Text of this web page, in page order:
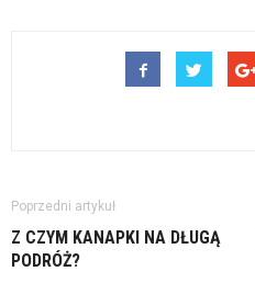
Poprzedni artykuł
Z CZYM KANAPKI NA DŁUGĄ
PODRÓŻ?